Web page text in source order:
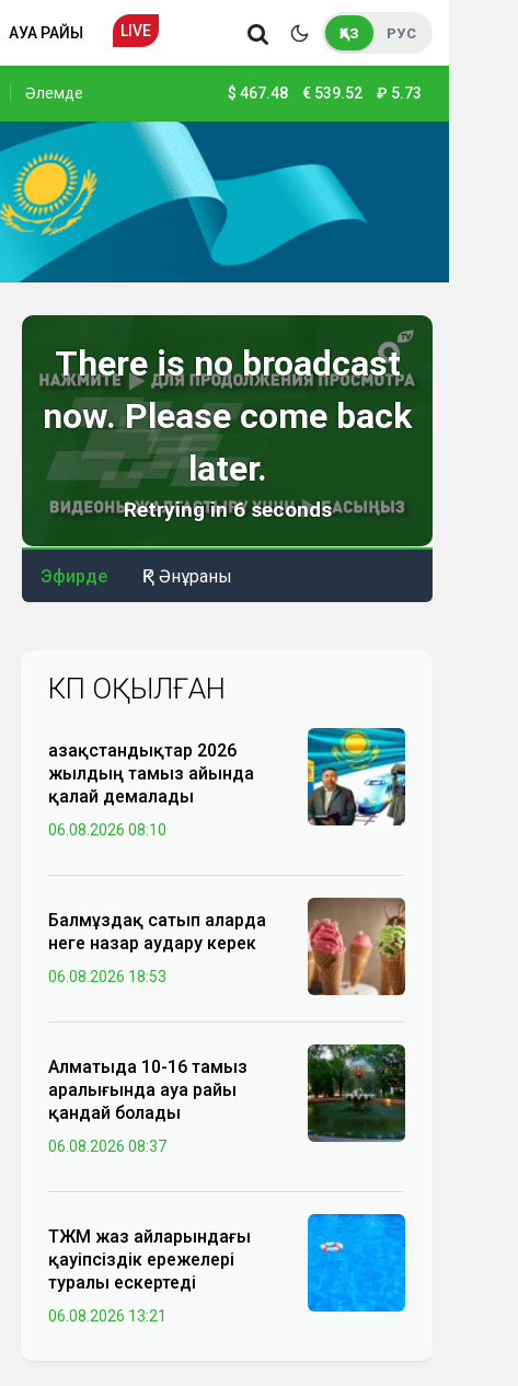
АУА РАЙЫ LIVE ҚАЗ РУС
Әлемде $ 467.48 € 539.52 ₽ 5.73
Эфирде ҚР Әнұраны
КӨП ОҚЫЛҒАН
Қазақстандықтар 2026
жылдың тамыз айында
қалай демалады
06.08.2026 08:10
Балмұздақ сатып аларда
неге назар аудару керек
06.08.2026 18:53
Алматыда 10-16 тамыз
аралығында ауа райы
қандай болады
06.08.2026 08:37
ТЖМ жаз айларындағы
қауіпсіздік ережелері
туралы ескертеді
06.08.2026 13:21